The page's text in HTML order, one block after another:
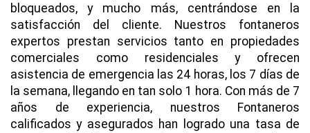
bloqueados, y mucho más, centrándose en la
satisfacción del cliente. Nuestros fontaneros
expertos prestan servicios tanto en propiedades
comerciales como residenciales y ofrecen
asistencia de emergencia las 24 horas, los 7 días de
la semana, llegando en tan solo 1 hora. Con más de 7
años de experiencia, nuestros Fontaneros
calificados y asegurados han logrado una tasa de